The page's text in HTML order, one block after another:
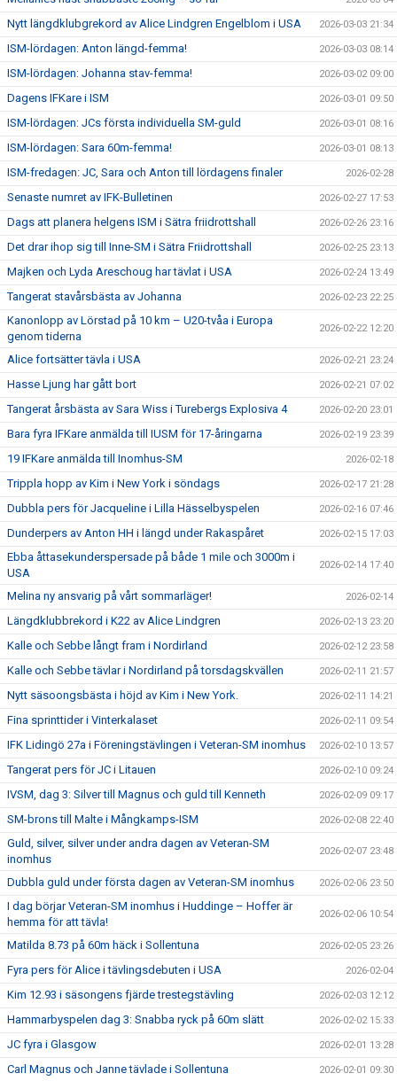
Nytt längdklubgrekord av Alice Lindgren Engelblom i USA 2026-03-03 21:34
ISM-lördagen: Anton längd-femma! 2026-03-03 08:14
ISM-lördagen: Johanna stav-femma! 2026-03-02 09:00
Dagens IFKare i ISM 2026-03-01 09:50
ISM-lördagen: JCs första individuella SM-guld 2026-03-01 08:16
ISM-lördagen: Sara 60m-femma! 2026-03-01 08:13
ISM-fredagen: JC, Sara och Anton till lördagens finaler 2026-02-28
Senaste numret av IFK-Bulletinen 2026-02-27 17:53
Dags att planera helgens ISM i Sätra friidrottshall 2026-02-26 23:16
Det drar ihop sig till Inne-SM i Sätra Friidrottshall 2026-02-25 23:13
Majken och Lyda Areschoug har tävlat i USA 2026-02-24 13:49
Tangerat stavårsbästa av Johanna 2026-02-23 22:25
Kanonlopp av Lörstad på 10 km – U20-tvåa i Europa
genom tiderna
2026-02-22 12:20
Alice fortsätter tävla i USA 2026-02-21 23:24
Hasse Ljung har gått bort 2026-02-21 07:02
Tangerat årsbästa av Sara Wiss i Turebergs Explosiva 4 2026-02-20 23:01
Bara fyra IFKare anmälda till IUSM för 17-åringarna 2026-02-19 23:39
19 IFKare anmälda till Inomhus-SM 2026-02-18
Trippla hopp av Kim i New York i söndags 2026-02-17 21:28
Dubbla pers för Jacqueline i Lilla Hässelbyspelen 2026-02-16 07:46
Dunderpers av Anton HH i längd under Rakaspåret 2026-02-15 17:03
Ebba åttasekunderspersade på både 1 mile och 3000m i
USA
2026-02-14 17:40
Melina ny ansvarig på vårt sommarläger! 2026-02-14
Längdklubbrekord i K22 av Alice Lindgren 2026-02-13 23:20
Kalle och Sebbe långt fram i Nordirland 2026-02-12 23:58
Kalle och Sebbe tävlar i Nordirland på torsdagskvällen 2026-02-11 21:57
Nytt säsoongsbästa i höjd av Kim i New York. 2026-02-11 14:21
Fina sprinttider i Vinterkalaset 2026-02-11 09:54
IFK Lidingö 27a i Föreningstävlingen i Veteran-SM inomhus 2026-02-10 13:57
Tangerat pers för JC i Litauen 2026-02-10 09:24
IVSM, dag 3: Silver till Magnus och guld till Kenneth 2026-02-09 09:17
SM-brons till Malte i Mångkamps-ISM 2026-02-08 22:40
Guld, silver, silver under andra dagen av Veteran-SM
inomhus
2026-02-07 23:48
Dubbla guld under första dagen av Veteran-SM inomhus 2026-02-06 23:50
I dag börjar Veteran-SM inomhus i Huddinge – Hoffer är
hemma för att tävla!
2026-02-06 10:54
Matilda 8.73 på 60m häck i Sollentuna 2026-02-05 23:26
Fyra pers för Alice i tävlingsdebuten i USA 2026-02-04
Kim 12.93 i säsongens fjärde trestegstävling 2026-02-03 12:12
Hammarbyspelen dag 3: Snabba ryck på 60m slätt 2026-02-02 15:33
JC fyra i Glasgow 2026-02-01 13:28
Carl Magnus och Janne tävlade i Sollentuna 2026-02-01 09:30